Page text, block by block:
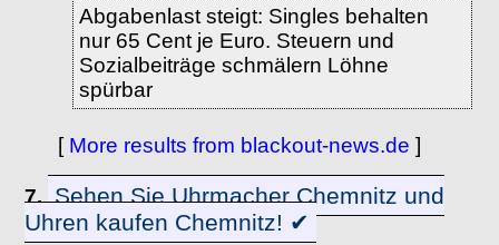
Abgabenlast steigt: Singles behalten
nur 65 Cent je Euro. Steuern und
Sozialbeiträge schmälern Löhne
spürbar
[ More results from blackout-news.de ]
7. Sehen Sie Uhrmacher Chemnitz und
Uhren kaufen Chemnitz! ✔